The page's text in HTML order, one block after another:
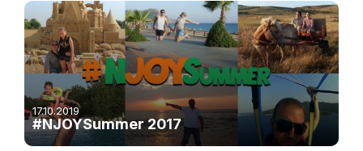
17.10.2019
#NJOYSummer 2017